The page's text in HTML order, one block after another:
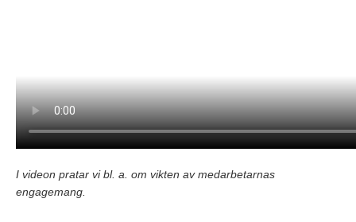
I videon pratar vi bl. a. om vikten av medarbetarnas
engagemang.